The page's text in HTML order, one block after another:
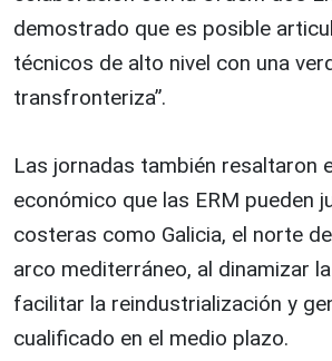
demostrado que es posible
técnicos de alto nivel con una
transfronteriza”.
Las jornadas también resaltaron
económico que las ERM pueden
costeras como Galicia, el norte
arco mediterráneo, al dinamizar
facilitar la reindustrialización y
cualificado en el medio plazo.